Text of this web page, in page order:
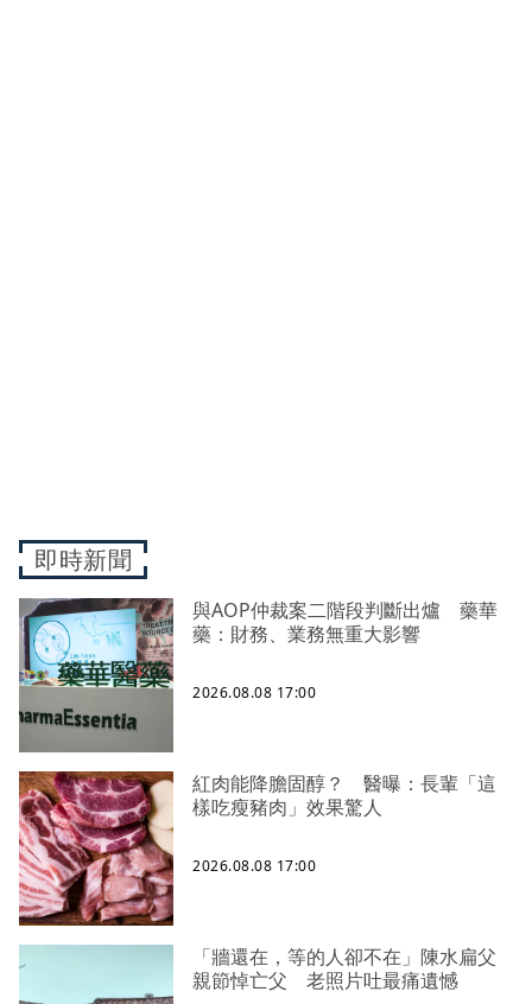
即時新聞
與AOP仲裁案二階段判斷出爐 藥華
藥：財務、業務無重大影響
2026.08.08 17:00
紅肉能降膽固醇？ 醫曝：長輩「這
樣吃瘦豬肉」效果驚人
2026.08.08 17:00
「牆還在，等的人卻不在」陳水扁父
親節悼亡父 老照片吐最痛遺憾